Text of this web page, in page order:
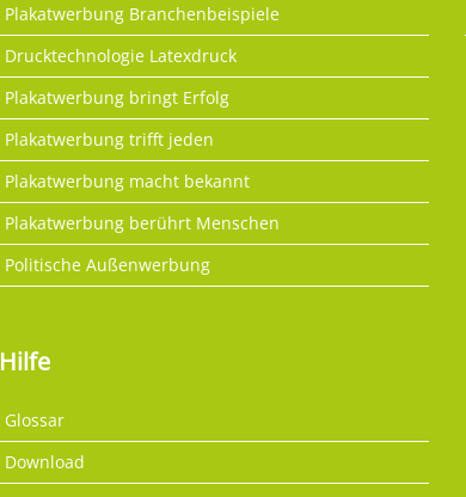
Plakatwerbung Branchenbeispiele
Drucktechnologie Latexdruck
Plakatwerbung bringt Erfolg
Plakatwerbung trifft jeden
Plakatwerbung macht bekannt
Plakatwerbung berührt Menschen
Politische Außenwerbung
Hilfe
Glossar
Download